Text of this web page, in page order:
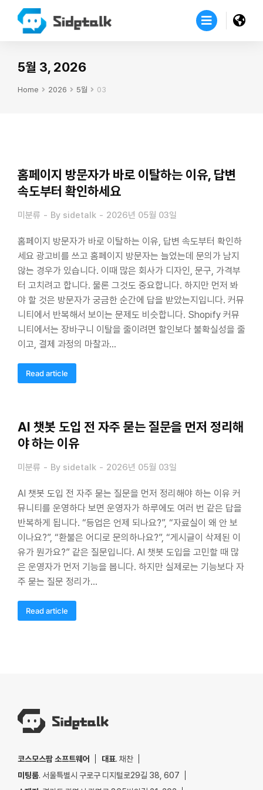
5월 3, 2026
You are here:
Home 2026 5월 03
홈페이지 방문자가 바로 이탈하는 이유, 답변
속도부터 확인하세요
미분류 By sidetalk 2026년 05월 03일
홈페이지 방문자가 바로 이탈하는 이유, 답변 속도부터 확인하
세요 광고비를 쓰고 홈페이지 방문자는 늘었는데 문의가 남지
않는 경우가 있습니다. 이때 많은 회사가 디자인, 문구, 가격부
터 고치려고 합니다. 물론 그것도 중요합니다. 하지만 먼저 봐
야 할 것은 방문자가 궁금한 순간에 답을 받았는지입니다. 커뮤
니티에서 반복해서 보이는 문제도 비슷합니다. Shopify 커뮤
니티에서는 장바구니 이탈을 줄이려면 할인보다 불확실성을 줄
이고, 결제 과정의 마찰과…
Read article
AI 챗봇 도입 전 자주 묻는 질문을 먼저 정리해
야 하는 이유
미분류 By sidetalk 2026년 05월 03일
AI 챗봇 도입 전 자주 묻는 질문을 먼저 정리해야 하는 이유 커
뮤니티를 운영하다 보면 운영자가 하루에도 여러 번 같은 답을
반복하게 됩니다. “등업은 언제 되나요?”, “자료실이 왜 안 보
이나요?”, “환불은 어디로 문의하나요?”, “게시글이 삭제된 이
유가 뭔가요?” 같은 질문입니다. AI 챗봇 도입을 고민할 때 많
은 운영자가 먼저 기능을 봅니다. 하지만 실제로는 기능보다 자
주 묻는 질문 정리가…
Read article
코스모스팜 소프트웨어 대표. 채찬
미팅룸. 서울특별시 구로구 디지털로29길 38, 607